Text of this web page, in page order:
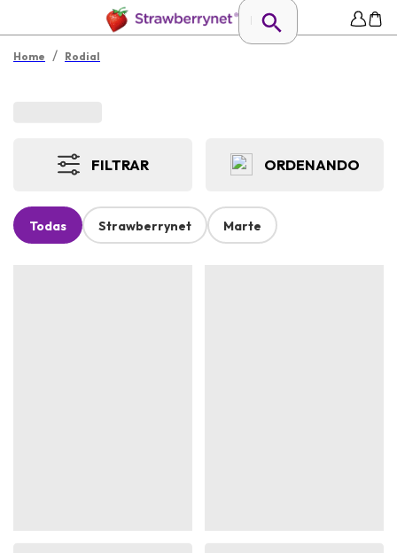
Home / Rodial
FILTRAR ORDENANDO
Todas Strawberrynet Marte